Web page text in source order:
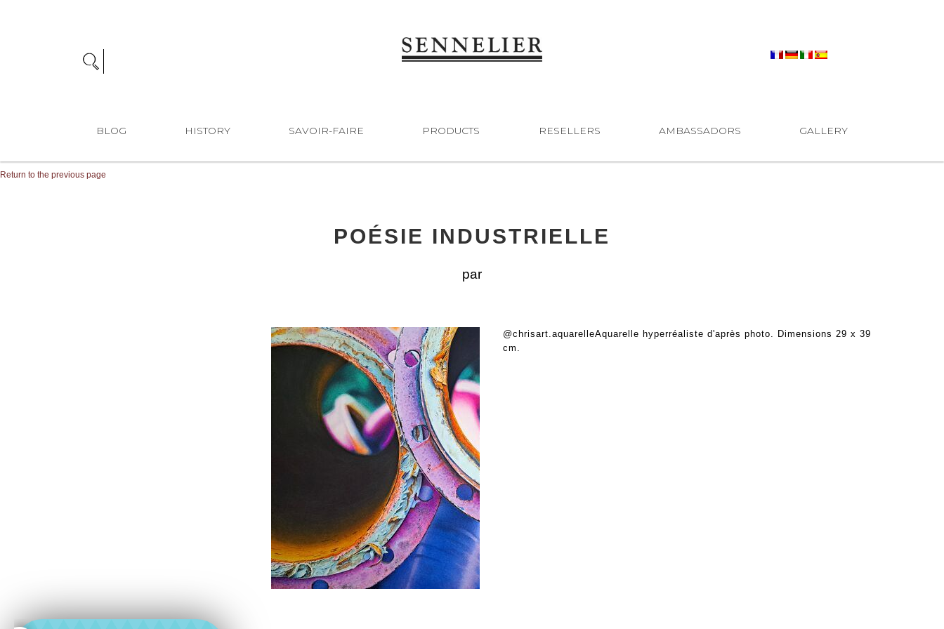
BLOG HISTORY SAVOIR-FAIRE PRODUCTS RESELLERS AMBASSADORS GALLERY
Return to the previous page
POÉSIE INDUSTRIELLE
par
@chrisart.aquarelleAquarelle hyperréaliste d'après photo. Dimensions 29 x 39
cm.